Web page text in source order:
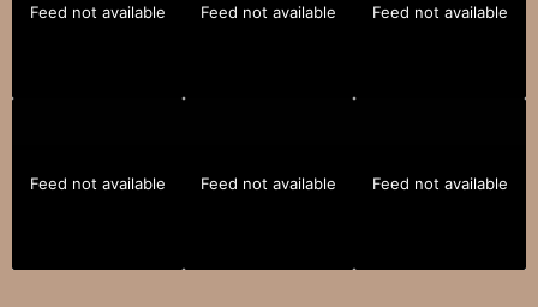
Feed not available Feed not available Feed not available
Feed not available Feed not available Feed not available